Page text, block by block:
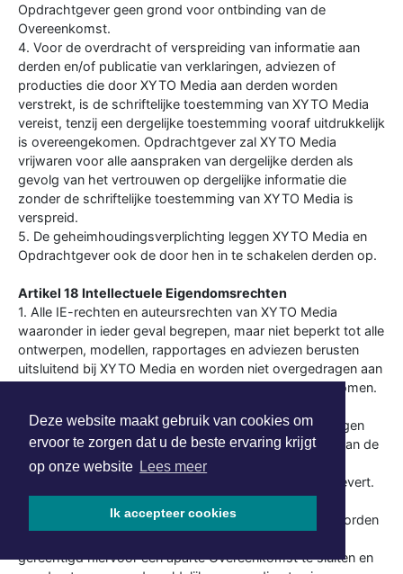
Deze website maakt gebruik van cookies om
ervoor te zorgen dat u de beste ervaring krijgt
op onze website Lees meer
Ik accepteer cookies
Opdrachtgever geen grond voor ontbinding van de
Overeenkomst.
4. Voor de overdracht of verspreiding van informatie aan
derden en/of publicatie van verklaringen, adviezen of
producties die door XYTO Media aan derden worden
verstrekt, is de schriftelijke toestemming van XYTO Media
vereist, tenzij een dergelijke toestemming vooraf uitdrukkelijk
is overeengekomen. Opdrachtgever zal XYTO Media
vrijwaren voor alle aanspraken van dergelijke derden als
gevolg van het vertrouwen op dergelijke informatie die
zonder de schriftelijke toestemming van XYTO Media is
verspreid.
5. De geheimhoudingsverplichting leggen XYTO Media en
Opdrachtgever ook de door hen in te schakelen derden op.
Artikel 18 Intellectuele Eigendomsrechten
1. Alle IE-rechten en auteursrechten van XYTO Media
waaronder in ieder geval begrepen, maar niet beperkt tot alle
ontwerpen, modellen, rapportages en adviezen berusten
uitsluitend bij XYTO Media en worden niet overgedragen aan
Opdrachtgever tenzij uitdrukkelijk anders overeengekomen.
berusten bij Opdrachtgever en worden niet overgedragen
aan XYTO Media. XYTO Media verkrijgt ten behoeve van de
uitvoering van de Overeenkomst een onherroepelijk
gebruiksrecht van al hetgeen dat Opdrachtgever aanlevert.
2. Indien overeengekomen is dat één of meerdere van
voorgenoemde zaken c.q. werken van XYTO Media worden
gerechtigd hiervoor een aparte Overeenkomst te sluiten en